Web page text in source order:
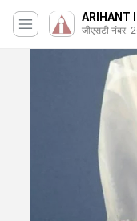
ARIHANT
जीएसटी नंबर.